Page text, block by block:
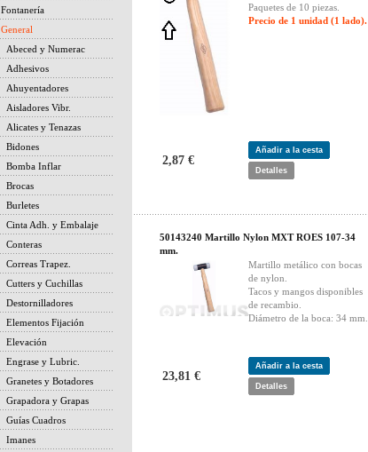
Fontanería
General
Abeced y Numerac
Adhesivos
Ahuyentadores
Aisladores Vibr.
Alicates y Tenazas
Bidones
Bomba Inflar
Brocas
Burletes
Cinta Adh. y Embalaje
Conteras
Correas Trapez.
Cutters y Cuchillas
Destornilladores
Elementos Fijación
Elevación
Engrase y Lubric.
Granetes y Botadores
Grapadora y Grapas
Guías Cuadros
Imanes
Paquetes de 10 piezas.
Precio de 1 unidad (1 lado).
2,87 €
Añadir a la cesta
Detalles
50143240 Martillo Nylon MXT ROES 107-34
mm.
Martillo metálico con bocas
de nylon.
Tacos y mangos disponibles
de recambio.
Diámetro de la boca: 34 mm.
23,81 €
Añadir a la cesta
Detalles